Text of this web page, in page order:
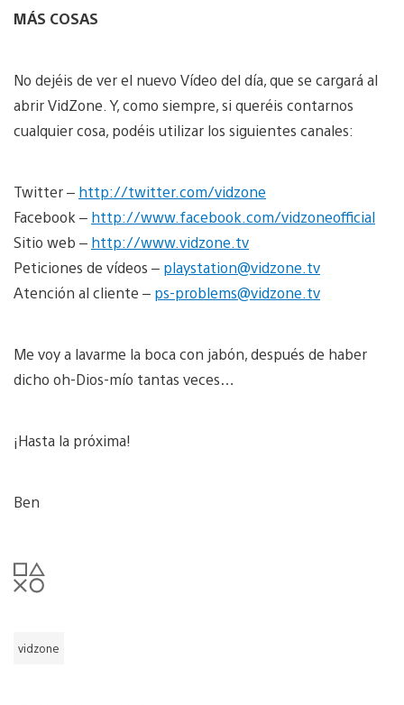
MÁS COSAS
No dejéis de ver el nuevo Vídeo del día, que se cargará al
abrir VidZone. Y, como siempre, si queréis contarnos
cualquier cosa, podéis utilizar los siguientes canales:
Twitter – http://twitter.com/vidzone
Facebook – http://www.facebook.com/vidzoneofficial
Sitio web – http://www.vidzone.tv
Peticiones de vídeos – playstation@vidzone.tv
Atención al cliente – ps-problems@vidzone.tv
Me voy a lavarme la boca con jabón, después de haber
dicho oh-Dios-mío tantas veces…
¡Hasta la próxima!
Ben
vidzone